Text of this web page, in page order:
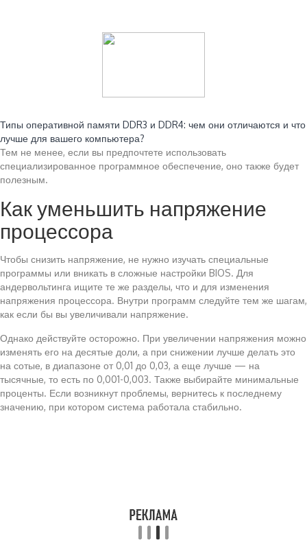
Типы оперативной памяти DDR3 и DDR4: чем они отличаются и что
лучше для вашего компьютера?
Тем не менее, если вы предпочтете использовать
специализированное программное обеспечение, оно также будет
полезным.
Как уменьшить напряжение
процессора
Чтобы снизить напряжение, не нужно изучать специальные
программы или вникать в сложные настройки BIOS. Для
андервольтинга ищите те же разделы, что и для изменения
напряжения процессора. Внутри программ следуйте тем же шагам,
как если бы вы увеличивали напряжение.
Однако действуйте осторожно. При увеличении напряжения можно
изменять его на десятые доли, а при снижении лучше делать это
на сотые, в диапазоне от 0,01 до 0,03, а еще лучше — на
тысячные, то есть по 0,001-0,003. Также выбирайте минимальные
проценты. Если возникнут проблемы, вернитесь к последнему
значению, при котором система работала стабильно.